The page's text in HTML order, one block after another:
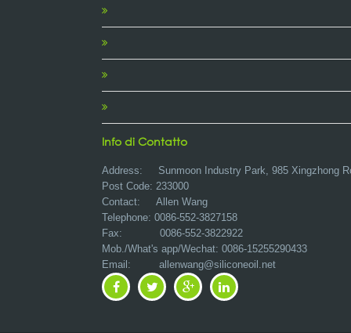
Info di Contatto
Address: Sunmoon Industry Park, 985 Xingzhong
Post Code: 233000
Contact: Allen Wang
Telephone: 0086-552-3827158
Fax: 0086-552-3822922
Mob./What's app/Wechat: 0086-15255290433
Email: allenwang@siliconeoil.net